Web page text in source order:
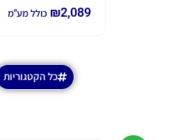
₪2,089 כולל מע"מ
כל הקטגוריות